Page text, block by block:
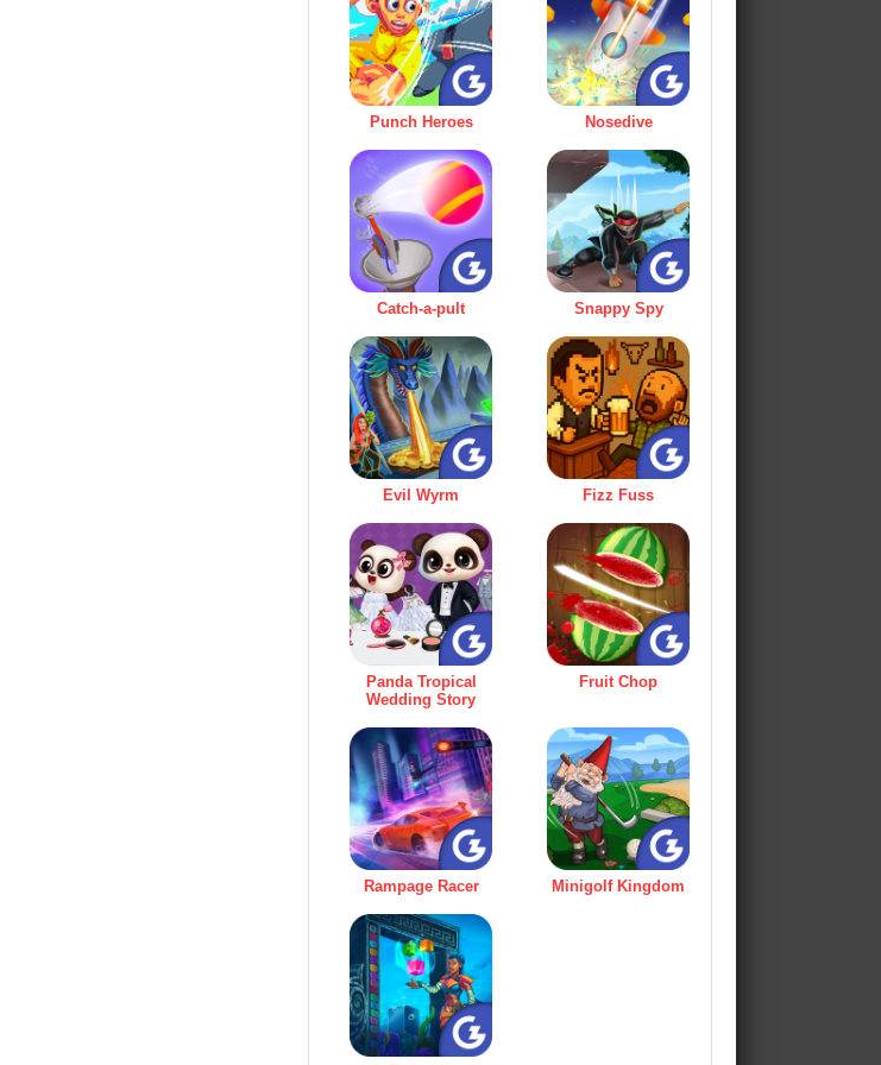
Punch Heroes Nosedive
Catch-a-pult Snappy Spy
Evil Wyrm Fizz Fuss
Panda Tropical
Wedding Story
Fruit Chop
Rampage Racer Minigolf Kingdom